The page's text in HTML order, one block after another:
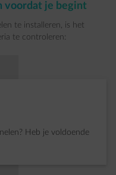
voordat je begint
te installeren, is het
te controleren:
Heb je voldoende